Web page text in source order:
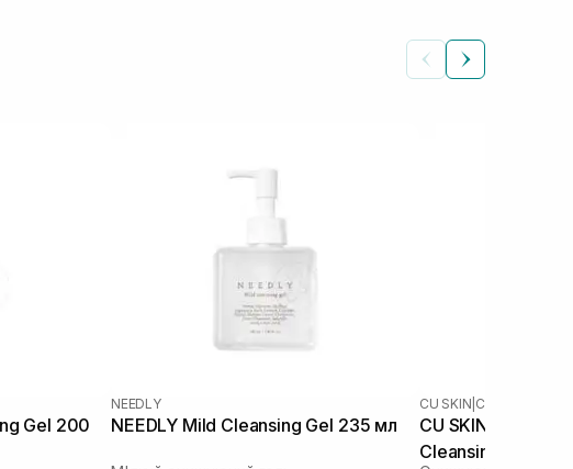
Gel 200
NEEDLY
NEEDLY Mild Cleansing Gel 235 мл
CU SKIN CU
CU SKIN
Cleansing Gel